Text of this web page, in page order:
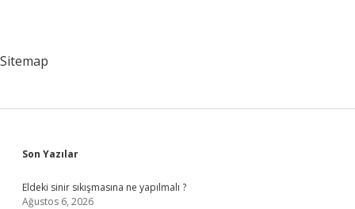
Sitemap
Sidebar
Son Yazılar
Eldeki sinir sıkışmasına ne yapılmalı ?
Ağustos 6, 2026